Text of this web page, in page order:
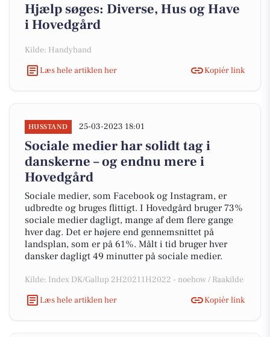
Hjælp søges: Diverse, Hus og Have
i Hovedgård
Kilde: Handyhand
Læs hele artiklen her
Kopiér link
HUSSTAND 25-03-2023 18:01
Sociale medier har solidt tag i
danskerne – og endnu mere i
Hovedgård
Sociale medier, som Facebook og Instagram, er
udbredte og bruges flittigt. I Hovedgård bruger 73%
sociale medier dagligt, mange af dem flere gange
hver dag. Det er højere end gennemsnittet på
landsplan, som er på 61%. Målt i tid bruger hver
dansker dagligt 49 minutter på sociale medier.
Kilde: Index DK/Gallup 2H20211H2022 - noehow / Raakilde
Læs hele artiklen her
Kopiér link